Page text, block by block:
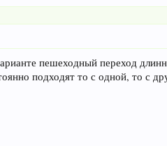
пешеходный переход
подходят то с одной, то с